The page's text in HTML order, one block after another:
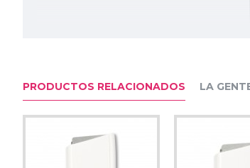
PRODUCTOS RELACIONADOS LA